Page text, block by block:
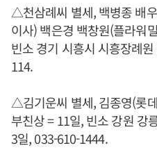
△천삼례씨 별세, 백병종 배
이사) 백은경 백창원(플라워
빈소 경기 시흥시 시흥장례
114.
△김기운씨 별세, 김종영(롯
부친상 = 11일, 빈소 강원 강
3일, 033-610-1444.